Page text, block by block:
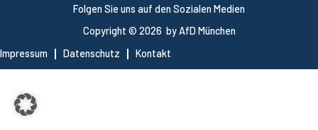
Copyright © 2026 by AfD München
Impressum
Datenschutz Kontakt
Folgen Sie uns auf den Sozialen Medien